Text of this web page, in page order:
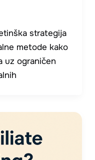
strategija
metode kako
uz ograničen